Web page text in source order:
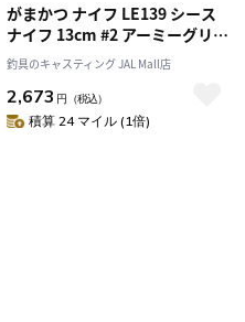
がまかつ ナイフ LE139 シース
ナイフ 13cm #2 アーミーグリ
ーン
釣具のキャスティング JAL Mall店
2,673 円 （税込）
積算 24 マイル (1倍)